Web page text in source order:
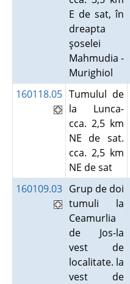
E de sat, în
dreapta
şoselei
Mahmudia -
Murighiol
160118.05 Tumulul de
la Lunca-
cca. 2,5 km
NE de sat.
cca. 2,5 km
NE de sat
160109.03 Grup de doi
tumuli la
Ceamurlia
de Jos-la
vest de
localitate. la
vest de